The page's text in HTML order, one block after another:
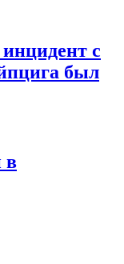
с
был
в